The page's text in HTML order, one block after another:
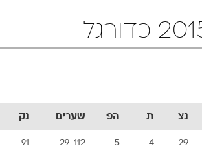
נצ ת הפ שערים נק
29
4
5
29-112
91